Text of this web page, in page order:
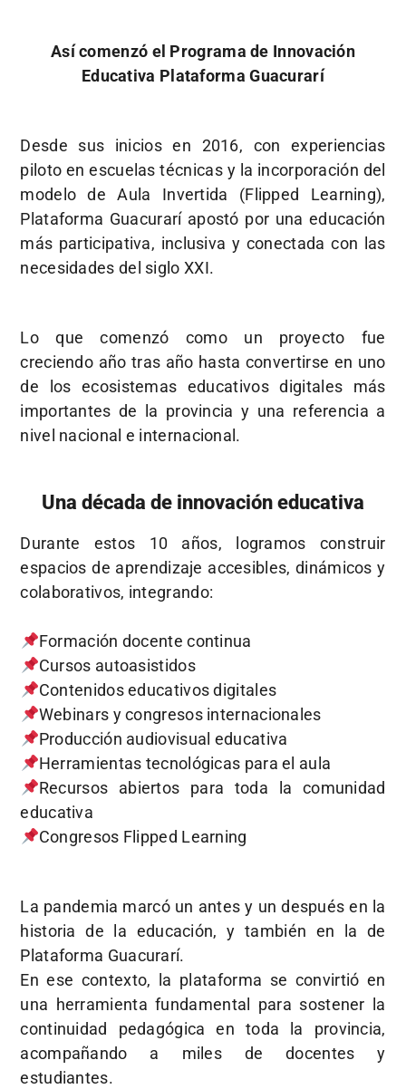
Así comenzó el Programa de Innovación
Educativa Plataforma Guacurarí
Desde sus inicios en 2016, con experiencias
piloto en escuelas técnicas y la incorporación del
modelo de Aula Invertida (Flipped Learning),
Plataforma Guacurarí apostó por una educación
más participativa, inclusiva y conectada con las
necesidades del siglo XXI.
Lo que comenzó como un proyecto fue
creciendo año tras año hasta convertirse en uno
de los ecosistemas educativos digitales más
importantes de la provincia y una referencia a
nivel nacional e internacional.
Una década de innovación educativa
Durante estos 10 años, logramos construir
espacios de aprendizaje accesibles, dinámicos y
colaborativos, integrando:
Formación docente continua
Cursos autoasistidos
Contenidos educativos digitales
Webinars y congresos internacionales
Producción audiovisual educativa
Herramientas tecnológicas para el aula
Recursos abiertos para toda la comunidad
educativa
Congresos Flipped Learning
La pandemia marcó un antes y un después en la
historia de la educación, y también en la de
Plataforma Guacurarí.
En ese contexto, la plataforma se convirtió en
una herramienta fundamental para sostener la
continuidad pedagógica en toda la provincia,
acompañando a miles de docentes y
estudiantes.